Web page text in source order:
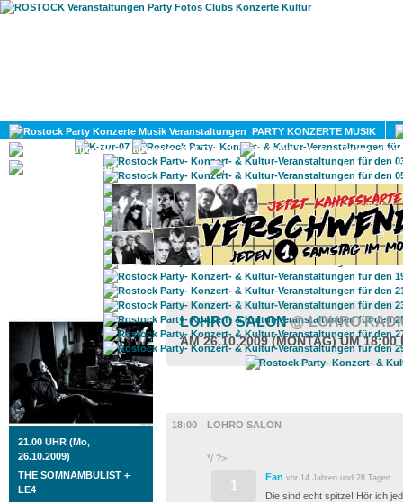
PARTY KONZERTE MUSIK
KULTUR
GAY
ROSTOCK TAGESTIPP
21.00 UHR (Mo,
26.10.2009)
THE SOMNAMBULIST +
LE4
LOHRO SALON@ LOHRO
AM 26.10.2009 (MONTAG) UM 18:00
18:00
LOHRO SALON
*/ ?>
1
Fan vor 14 Jahren und 28 Tagen
Die sind echt spitze! Hör ich